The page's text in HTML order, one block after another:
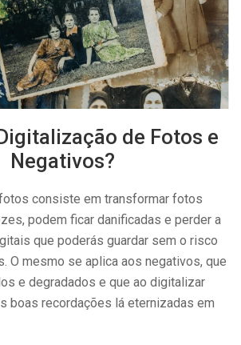
de Fotos e
Negativos?
consiste em transformar fotos
podem ficar danificadas e perder a
que poderás guardar sem o risco
O mesmo se aplica aos negativos, que
e degradados e que ao digitalizar
boas recordações lá eternizadas em